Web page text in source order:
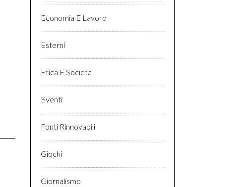
Economia E Lavoro
Esterni
Etica E Società
Eventi
Fonti Rinnovabili
Giochi
Giornalismo